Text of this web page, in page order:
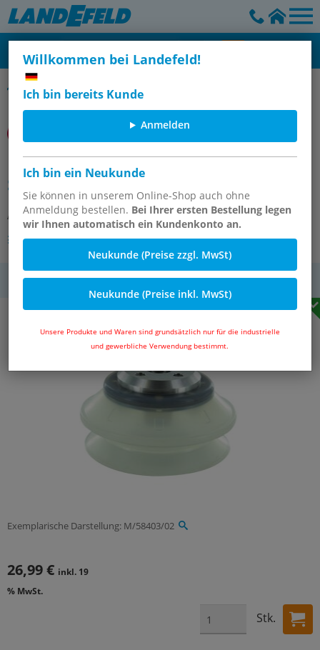
Willkommen bei Landefeld!
Ich bin bereits Kunde
Anmelden
Ich bin ein Neukunde
Sie können in unserem Online-Shop auch ohne
Anmeldung bestellen. Bei Ihrer ersten Bestellung legen
wir Ihnen automatisch ein Kundenkonto an.
Neukunde (Preise zzgl. MwSt)
Neukunde (Preise inkl. MwSt)
Unsere Produkte und Waren sind grundsätzlich nur für die industrielle
und gewerbliche Verwendung bestimmt.
Vakuum Flach- und Balgsaugnäpfe
M/58403/02 Balg-Saugnapf 10
Silikon
Artikelnummer: OT-IMI012348
Andere Varianten des Artikels
MwSt.
Exemplarische Darstellung: M/58403/02
26,99 € inkl. 19
% MwSt.
Stk.